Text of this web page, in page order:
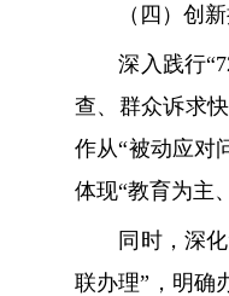
（四）创新
深入践行
查、群众诉求
作从“被动应对
体现“教育为主
同时，深化“
联办理”，明确